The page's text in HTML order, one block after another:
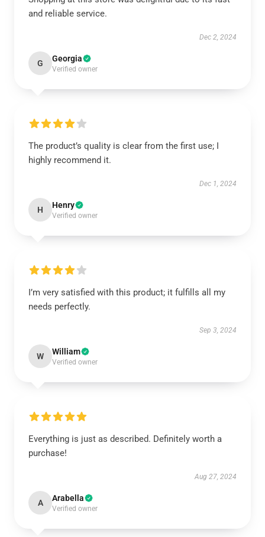
and reliable service.
Dec 2, 2024
G Georgia
Verified owner
The product’s quality is clear from the first use; I
highly recommend it.
Dec 1, 2024
H Henry
Verified owner
I’m very satisfied with this product; it fulfills all my
needs perfectly.
Sep 3, 2024
W William
Verified owner
Everything is just as described. Definitely worth a
purchase!
Aug 27, 2024
A Arabella
Verified owner